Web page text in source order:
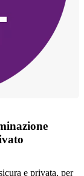
e privata, per